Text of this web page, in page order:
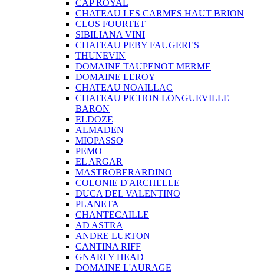
CAP ROYAL
CHATEAU LES CARMES HAUT BRION
CLOS FOURTET
SIBILIANA VINI
CHATEAU PEBY FAUGERES
THUNEVIN
DOMAINE TAUPENOT MERME
DOMAINE LEROY
CHATEAU NOAILLAC
CHATEAU PICHON LONGUEVILLE
BARON
ELDOZE
ALMADEN
MIOPASSO
PEMO
EL ARGAR
MASTROBERARDINO
COLONIE D'ARCHELLE
DUCA DEL VALENTINO
PLANETA
CHANTECAILLE
AD ASTRA
ANDRE LURTON
CANTINA RIFF
GNARLY HEAD
DOMAINE L'AURAGE